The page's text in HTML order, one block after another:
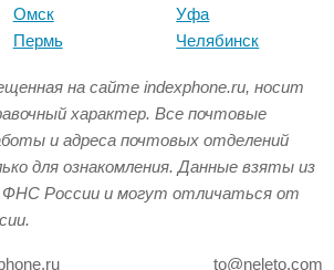
Омск
Пермь
Уфа
Челябинск
на сайте indexphone.ru, носит
характер. Все почтовые
и адреса почтовых отделений
для ознакомления. Данные взяты из
России и могут отличаться от
to@neleto.com